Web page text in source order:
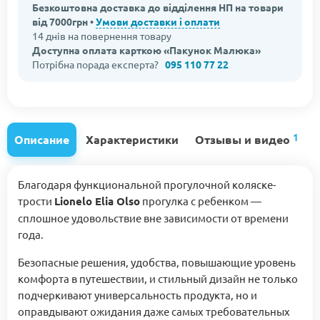
Безкоштовна доставка до відділення НП на товари
від 7000грн •Умови доставки і оплати
14 днів на повернення товару
Доступна оплата карткою «Пакунок Малюка»
Потрібна порада експерта? 095 110 77 22
Описание Характеристики Отзывы и видео 1
Благодаря функциональной прогулочной коляске-
трости Lionelo Elia Olso прогулка с ребенком —
сплошное удовольствие вне зависимости от времени
года.
Безопасные решения, удобства, повышающие уровень
комфорта в путешествии, и стильный дизайн не только
подчеркивают универсальность продукта, но и
оправдывают ожидания даже самых требовательных